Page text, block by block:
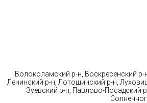
Волоколамский р-н, Воскресенский
Ленинский р-н, Лотошинский р-н,
Зуевский р-н, Павлово-Посадский